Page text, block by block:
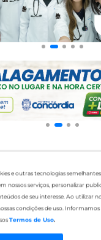
e outras tecnologias
nossos serviços, personalizar
de seu interesse. Ao utilizar
condições de uso. Informamos
Termos de Uso.